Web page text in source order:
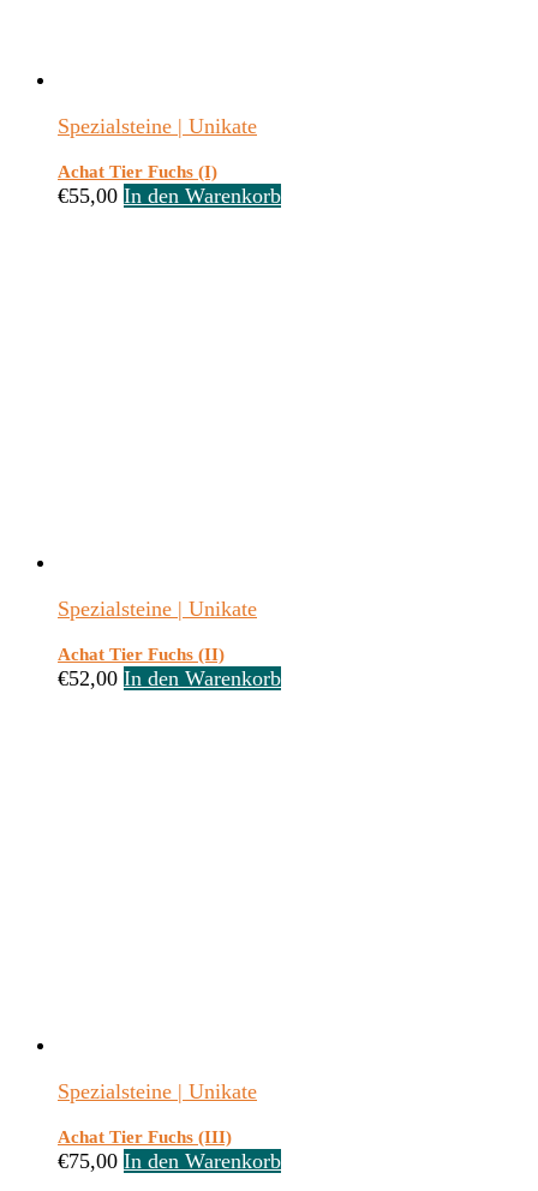
Spezialsteine | Unikate
Achat Tier Fuchs (I)
€55,00 In den Warenkorb
Spezialsteine | Unikate
Achat Tier Fuchs (II)
€52,00 In den Warenkorb
Spezialsteine | Unikate
Achat Tier Fuchs (III)
€75,00 In den Warenkorb